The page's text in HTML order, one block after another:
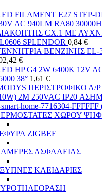
FILAMENT E27 STEP-
AC 940LM RA80 30000H
СХ.1 ΜΕ
SPLENDOR 0,84 €
ΒΕΝΖΙΝΗΣ EL-
€
HP G4 2W 6400K 12V
38° 1,61 €
ΠΕΡΙΣΤΡΟΦΙΚΟ Α/Ρ
2M 250VAC IP20
ΧΩΡΟΥ
ZIGBEE
ΑΣΦΑΛΕΙΑΣ
ΚΛΕΙΔΑΡΙΕΣ